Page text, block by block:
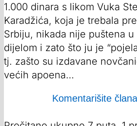
1.000 dinara s likom Vuka
Karadžića, koja je trebala
Srbiju, nikada nije puštena u
dijelom i zato što ju je
tj. zašto su izdavane
većih apoena…
Komentarišite